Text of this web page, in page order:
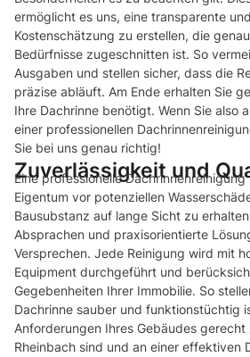
ermöglicht es uns, eine transparente
Kostenschätzung zu erstellen, die
Bedürfnisse zugeschnitten ist. So
Ausgaben und stellen sicher, dass die
präzise abläuft. Am Ende erhalten Sie
Ihre Dachrinne benötigt. Wenn Sie also
einer professionellen
Sie bei uns genau richtig!
Zuverlässigkeit und
Eine professionelle
Eigentum vor potenziellen
Bausubstanz auf lange Sicht zu
Absprachen und praxisorientierte
Versprechen. Jede Reinigung wird mit
Equipment durchgeführt und
Gegebenheiten Ihrer Immobilie. So
Dachrinne sauber und funktionstüchtig
Anforderungen Ihres Gebäudes gerecht
Rheinbach sind und an einer effektiven